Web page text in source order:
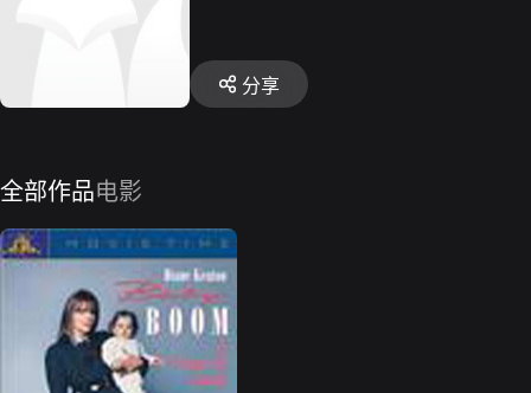
分享
全部作品电影